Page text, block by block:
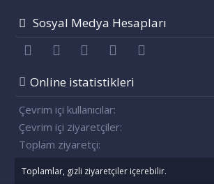
Sosyal Medya Hesapları
FacebookTwitter youtubeBize ulaşın
Online istatistikleri
Çevrim içi kullanıcılar
Çevrim içi ziyaretçiler
Toplam ziyaretçi
Toplamlar, gizli ziyaretçiler içerebilir.